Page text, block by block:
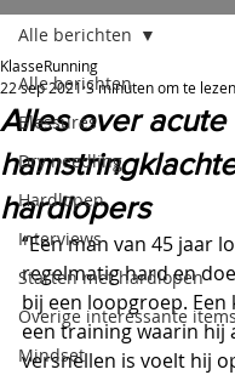
Alle berichten
Blessures
Dry needling
Hardlopen
Interviews
Starten met hardlopen
Overige interessante
Mindset
Alle berichten
Alles over acute
hardlopers
KlasseRunning
22 sep 2021 3 minuten om te lezen
“Een man van 45 jaar
regelmatig hard en
bij een loopgroep. Een
een training waarin hij
versnellen is voelt hij